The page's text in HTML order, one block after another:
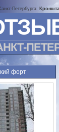
Петербурга:
форт